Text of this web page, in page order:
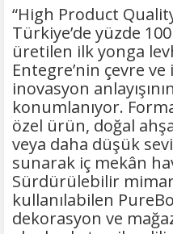
“High Product
Türkiye’de yüzde
üretilen ilk yonga
Entegre’nin çevre ve
inovasyon
konumlanıyor.
özel ürün, doğal
veya daha düşük
sunarak iç mekân
Sürdürülebilir
kullanılabilen
dekorasyon ve